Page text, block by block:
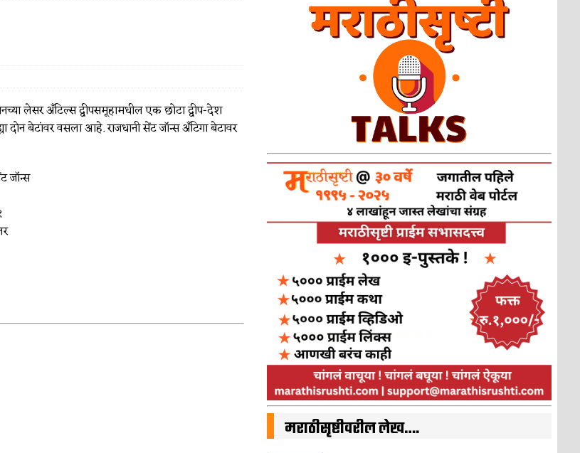
लेसर अँटिल्स द्वीपसमूहामधील एक छोटा द्वीप-देश
दोन बेटांवर वसला आहे. राजधानी सेंट जॉन्स अँटिगा बेटावर
जॉन्स
मराठीसृष्टीवरील लेख….